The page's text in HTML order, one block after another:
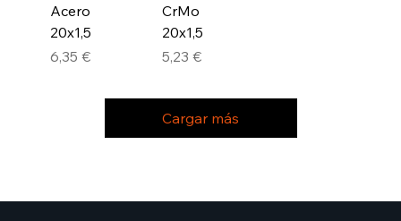
Acero
20x1,5
Precio
6,35 €
CrMo
20x1,5
Precio
5,23 €
Cargar más